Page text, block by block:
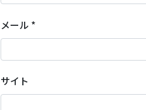
メール *
サイト